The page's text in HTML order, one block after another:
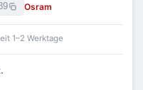
Osram
1–2 Werktage